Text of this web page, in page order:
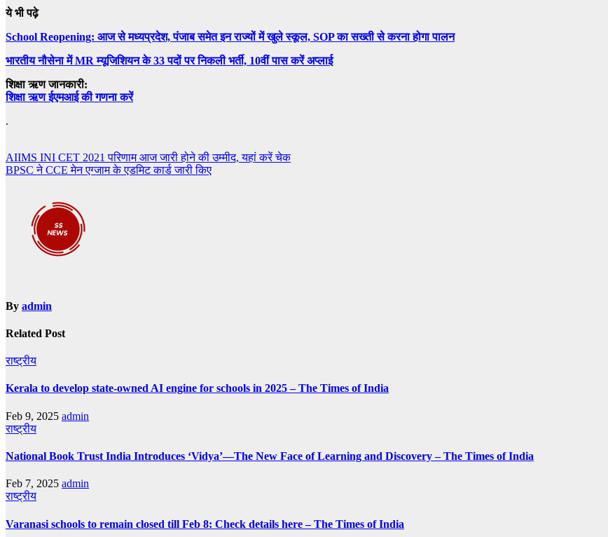
ये भी पढ़े
School Reopening: आज से मध्यप्रदेश, पंजाब समेत इन राज्यों में खुले स्कूल, SOP का सख्ती से करना होगा पालन
भारतीय नौसेना में MR म्यूजिशियन के 33 पदों पर निकली भर्ती, 10वीं पास करें अप्लाई
शिक्षा ऋण जानकारी:
शिक्षा ऋण ईएमआई की गणना करें
.
Post
navigation
AIIMS INI CET 2021 परिणाम आज जारी होने की उम्मीद, यहां करें चेक
BPSC ने CCE मेन एग्जाम के एडमिट कार्ड जारी किए
By admin
Related Post
राष्ट्रीय
Kerala to develop state-owned AI engine for schools in 2025 – The Times of India
Feb 9, 2025 admin
राष्ट्रीय
National Book Trust India Introduces ‘Vidya’—The New Face of Learning and Discovery – The Times of India
Feb 7, 2025 admin
राष्ट्रीय
Varanasi schools to remain closed till Feb 8: Check details here – The Times of India